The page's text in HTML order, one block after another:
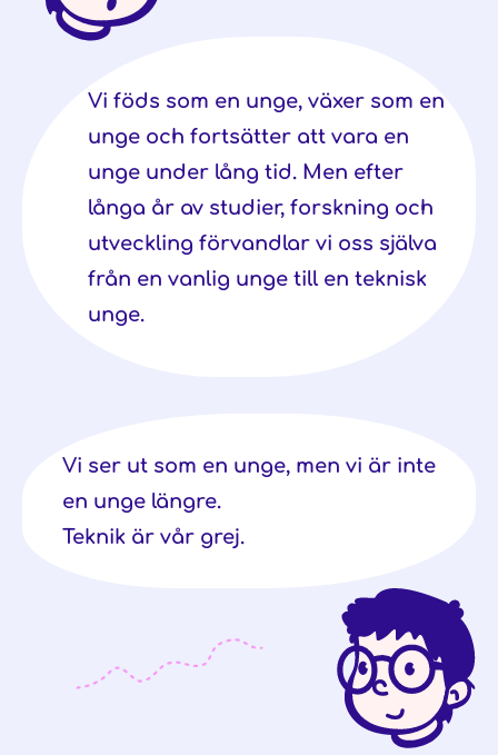
Vi föds som en unge, växer som en
unge och fortsätter att vara en
unge under lång tid. Men efter
långa år av studier, forskning och
utveckling förvandlar vi oss själva
från en vanlig unge till en teknisk
unge.
Vi ser ut som en unge, men vi är inte
en unge längre.
Teknik är vår grej.